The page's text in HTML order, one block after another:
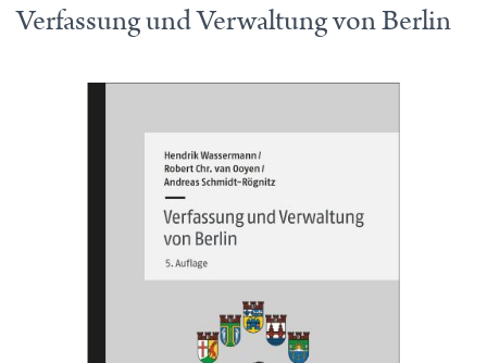
Verfassung und Verwaltung von Berlin